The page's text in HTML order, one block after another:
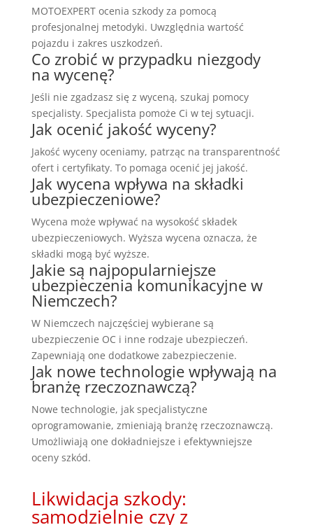
MOTOEXPERT ocenia szkody za pomocą
profesjonalnej metodyki. Uwzględnia wartość
pojazdu i zakres uszkodzeń.
Co zrobić w przypadku niezgody
na wycenę?
Jeśli nie zgadzasz się z wyceną, szukaj pomocy
specjalisty. Specjalista pomoże Ci w tej sytuacji.
Jak ocenić jakość wyceny?
Jakość wyceny oceniamy, patrząc na transparentność
ofert i certyfikaty. To pomaga ocenić jej jakość.
Jak wycena wpływa na składki
ubezpieczeniowe?
Wycena może wpływać na wysokość składek
ubezpieczeniowych. Wyższa wycena oznacza, że
składki mogą być wyższe.
Jakie są najpopularniejsze
ubezpieczenia komunikacyjne w
Niemczech?
W Niemczech najczęściej wybierane są
ubezpieczenie OC i inne rodzaje ubezpieczeń.
Zapewniają one dodatkowe zabezpieczenie.
Jak nowe technologie wpływają na
branżę rzeczoznawczą?
Nowe technologie, jak specjalistyczne
oprogramowanie, zmieniają branżę rzeczoznawczą.
Umożliwiają one dokładniejsze i efektywniejsze
oceny szkód.
Likwidacja szkody:
samodzielnie czy z